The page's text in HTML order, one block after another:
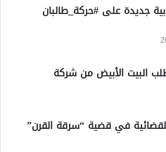
جديدة على #حركة_طالبان
البيت الأبيض من شركة
في قضية “سرقة القرن”